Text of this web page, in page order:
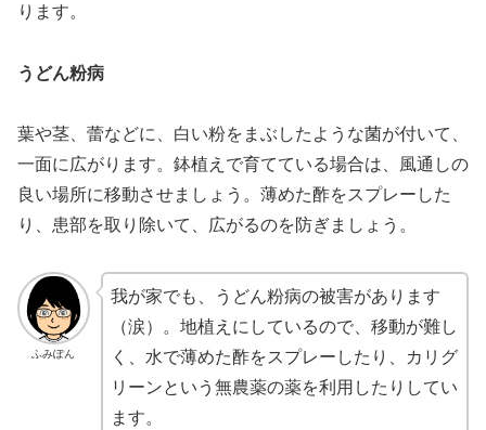
ります。
うどん粉病
葉や茎、蕾などに、白い粉をまぶしたような菌が付いて、
一面に広がります。鉢植えで育てている場合は、風通しの
良い場所に移動させましょう。薄めた酢をスプレーした
り、患部を取り除いて、広がるのを防ぎましょう。
ふみぽん
我が家でも、うどん粉病の被害があります
（涙）。地植えにしているので、移動が難し
く、水で薄めた酢をスプレーしたり、カリグ
リーンという無農薬の薬を利用したりしてい
ます。